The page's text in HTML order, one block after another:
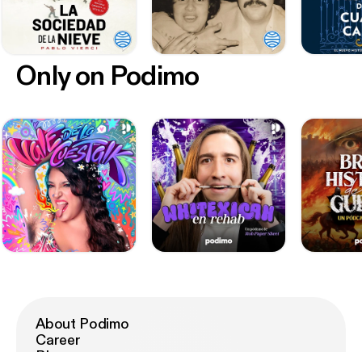
Only on Podimo
About Podimo
Career